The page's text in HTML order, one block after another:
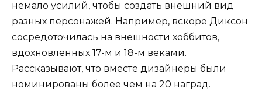
немало усилий, чтобы создать внешний вид
разных персонажей. Например, вскоре Диксон
сосредоточилась на внешности хоббитов,
вдохновленных 17-м и 18-м веками.
Рассказывают, что вместе дизайнеры были
номинированы более чем на 20 наград.